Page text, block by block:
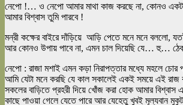
নেপো !… ও নেপো আমার মাথা কাজ করছে না, কোনও একটা
আমার বিশ্বাস তুমি পারবে !
মন্রী কক্ষের বাইরে দাঁড়িয়ে আড়ি পেতে মনে মনে বললো,
আর কোনও উপায় পাবে না, এমন চাল দিয়েছি যে… হু…
নেপো : রাজা মশাই এমন কড়া নিরাপত্তার মধ্যে মহলে
আমি যেটা মনে করছি যে কাল সকালেই একই সময়ে এই রাজ
সকলের বাড়িতে প্রহরী দিয়ে খোঁজ করা হোক আমার
কাছে পাওয়া গেলে যেতে পারে আর যেহেতু খুবই মূল্যবান